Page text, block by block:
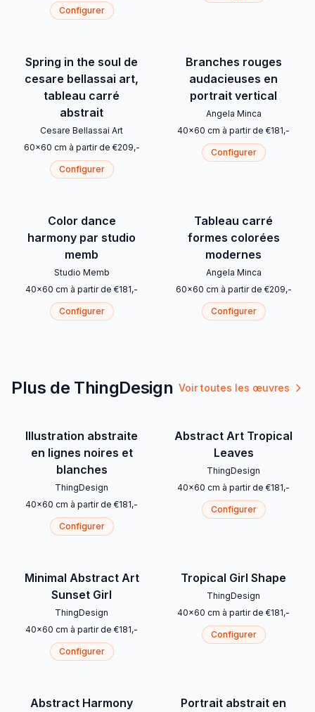
Configurer
Spring in the soul de
cesare bellassai art,
tableau carré
abstrait
Cesare Bellassai Art
60x60 cm à partir de €209,-
Configurer
Branches rouges
audacieuses en
portrait vertical
Angela Minca
40x60 cm à partir de €181,-
Configurer
Color dance
harmony par studio
memb
Studio Memb
40x60 cm à partir de €181,-
Configurer
Tableau carré
formes colorées
modernes
Angela Minca
60x60 cm à partir de €209,-
Configurer
Plus de ThingDesign Voir toutes les œuvres
Illustration abstraite
en lignes noires et
blanches
ThingDesign
40x60 cm à partir de €181,-
Configurer
Abstract Art Tropical
Leaves
ThingDesign
40x60 cm à partir de €181,-
Configurer
Minimal Abstract Art
Sunset Girl
ThingDesign
40x60 cm à partir de €181,-
Configurer
Tropical Girl Shape
ThingDesign
40x60 cm à partir de €181,-
Configurer
Abstract Harmony
Portrait abstrait en